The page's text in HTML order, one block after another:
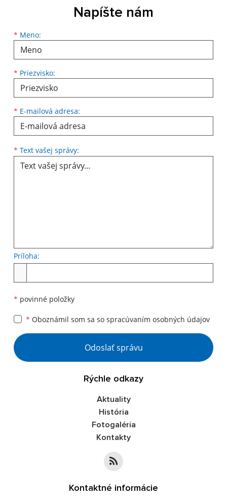
Napíšte nám
* Meno:
* Priezvisko:
* E-mailová adresa:
* Text vašej správy:
Príloha:
* povinné položky
* Oboznámil som sa so spracúvaním osobných údajov
Odoslať správu
Rýchle odkazy
Aktuality
História
Fotogaléria
Kontakty
Kontaktné informácie